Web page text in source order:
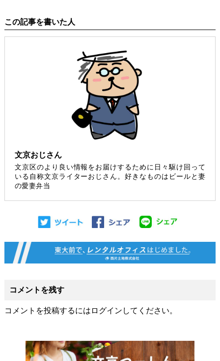
この記事を書いた人
文京おじさん
文京区のより良い情報をお届けするために日々駆け回って
いる自称文京ライターおじさん。好きなものはビールと妻
の愛妻弁当
コメントを残す
コメントを投稿するには ログイン してください。